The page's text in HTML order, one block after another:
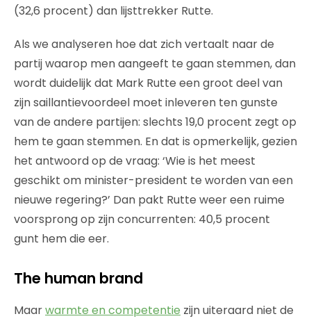
(32,6 procent) dan lijsttrekker Rutte.
Als we analyseren hoe dat zich vertaalt naar de
partij waarop men aangeeft te gaan stemmen, dan
wordt duidelijk dat Mark Rutte een groot deel van
zijn saillantievoordeel moet inleveren ten gunste
van de andere partijen: slechts 19,0 procent zegt op
hem te gaan stemmen. En dat is opmerkelijk, gezien
het antwoord op de vraag: ‘Wie is het meest
geschikt om minister-president te worden van een
nieuwe regering?’ Dan pakt Rutte weer een ruime
voorsprong op zijn concurrenten: 40,5 procent
gunt hem die eer.
The human brand
Maarwarmte en competentie zijn uiteraard niet de